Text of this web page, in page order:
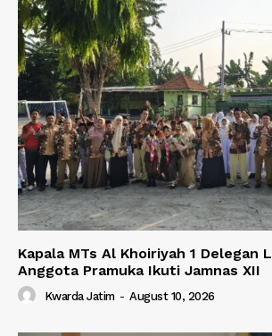
Kapala MTs Al Khoiriyah 1 Delegan
Anggota Pramuka Ikuti Jamnas XII
Kwarda Jatim - August 10, 2026